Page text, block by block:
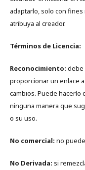
adaptarlo, solo con
atribuya al creador.
Términos de Licencia:
Reconocimiento: debe
proporcionar un enlace
cambios. Puede hacerlo
ninguna manera que
o su uso.
No comercial: no
No Derivada: si